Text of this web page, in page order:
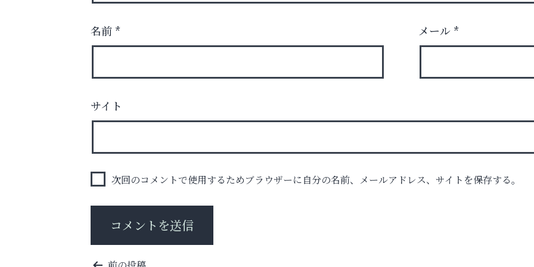
ご不要品の売却はトレファク出張買取へ
いわみ眼科
名前 * メール *
サイト
次回のコメントで使用するためブラウザーに自分の名前、メールアドレス、サイトを保存する。